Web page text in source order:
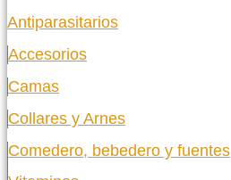
Antiparasitarios
Accesorios
Camas
Collares y Arnes
Comedero, bebedero y fuentes